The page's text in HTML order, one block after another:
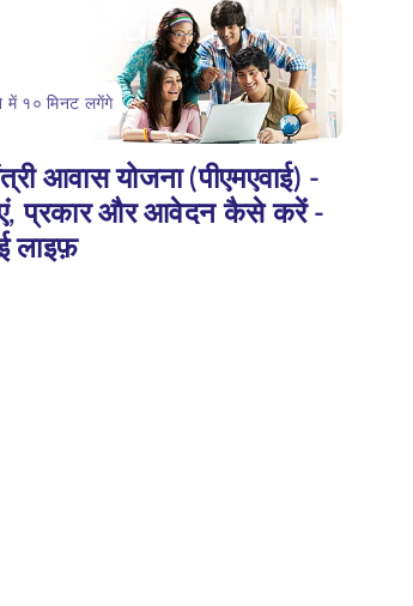
में १० मिनट लगेंगे
आवास योजना (पीएमएवाई) -
प्रकार और आवेदन कैसे करें -
लाइफ़